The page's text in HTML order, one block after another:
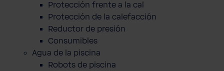
Protección frente a la cal
Protección de la calefacción
Reductor de presión
Consumibles
Agua de la piscina
Robots de piscina